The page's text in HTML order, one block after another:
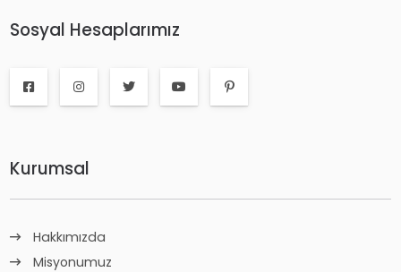
Sosyal Hesaplarımız
Kurumsal
Hakkımızda
Misyonumuz